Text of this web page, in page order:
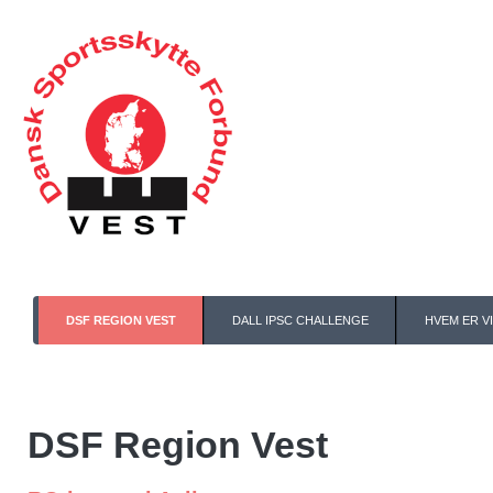
DSF REGION VEST DALL IPSC CHALLENGE HVEM ER
DSF Region Vest